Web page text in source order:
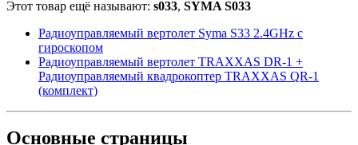
Этот товар ещё называют: s033, SYMA S033
Радиоуправляемый вертолет Syma S33 2.4GHz с
гироскопом
Радиоуправляемый вертолет TRAXXAS DR-1 +
Радиоуправляемый квадрокоптер TRAXXAS QR-1
(комплект)
Основные страницы